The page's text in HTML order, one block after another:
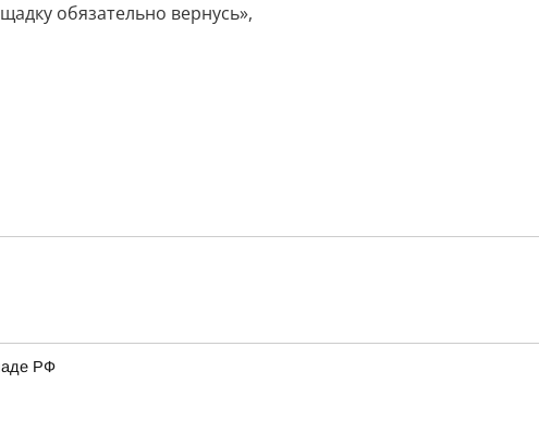
обязательно вернусь»,
РФ